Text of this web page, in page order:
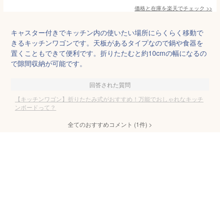
価格と在庫を楽天でチェック >>
キャスター付きでキッチン内の使いたい場所にらくらく移動で
きるキッチンワゴンです。天板があるタイプなので鍋や食器を
置くこともできて便利です。折りたたむと約10cmの幅になるの
で隙間収納が可能です。
回答された質問
【キッチンワゴン】折りたたみ式がおすすめ！万能でおしゃれなキッチ
ンボードって？
全てのおすすめコメント (1件) >